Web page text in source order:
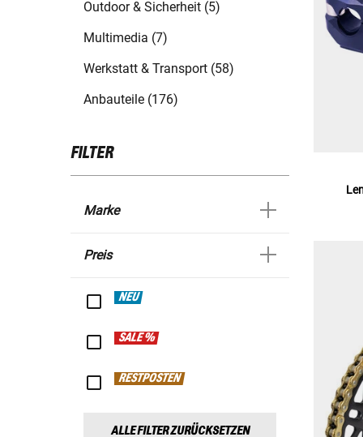
Outdoor & Sicherheit (5)
Multimedia (7)
Werkstatt & Transport (58)
Anbauteile (176)
FILTER
Marke
Preis
NEU
SALE %
RESTPOSTEN
ALLE FILTER ZURÜCKSETZEN